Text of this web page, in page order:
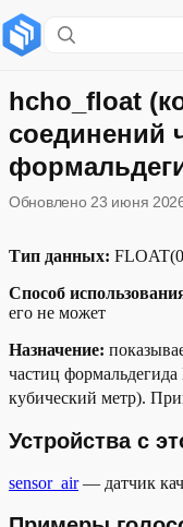
Устройства с этой
Примеры голосовых
Описание функции в
hcho_float
соединений
Обновлено 23 июня
Тип данных:
Способ
его не может
Назначение:
частиц
кубический метр).
Устройства с
sensor_air— датчик